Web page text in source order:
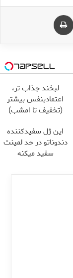
اشتراک گذاری از طریق ایمیل
لبخند جذاب تر،
اعتمادبنفس بیشتر
(تخفیف تا امشب)
این ژل سفیدکننده
دندوناتو در حد لمینت
سفید میکنه